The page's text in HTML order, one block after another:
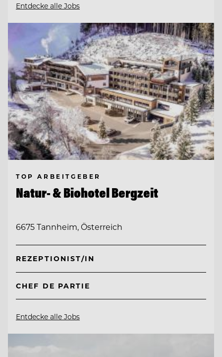
Entdecke alle Jobs
TOP ARBEITGEBER
Natur- & Biohotel Bergzeit
6675 Tannheim, Österreich
REZEPTIONIST/IN
CHEF DE PARTIE
Entdecke alle Jobs